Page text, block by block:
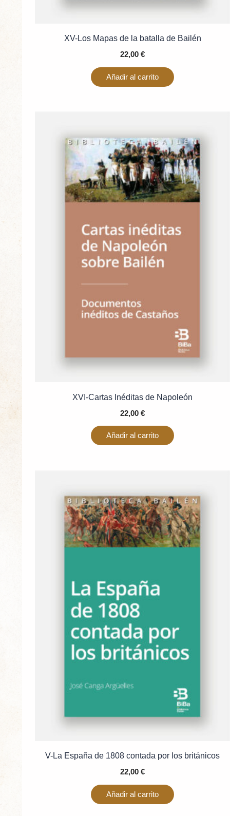
XV-Los Mapas de la batalla de Bailén
22,00€
Añadir al carrito
XVI-Cartas Inéditas de Napoleón
22,00€
Añadir al carrito
V-La España de 1808 contada por los británicos
22,00€
Añadir al carrito